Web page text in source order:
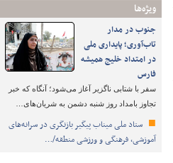
ویژه‌ها
جنوب در مدار
تاب‌آوری؛ پایداری ملی
در امتداد خلیج همیشه
فارس
سفر با شتابی ناگزیر آغاز می‌شود؛ آنگاه که خبر
تجاوز بامداد روز شنبه دشمن به شریان‌های…
ستاد ملی میناب پیگیر بازنگری در سرانه‌های
آموزشی، فرهنگی و ورزشی منطقه/…